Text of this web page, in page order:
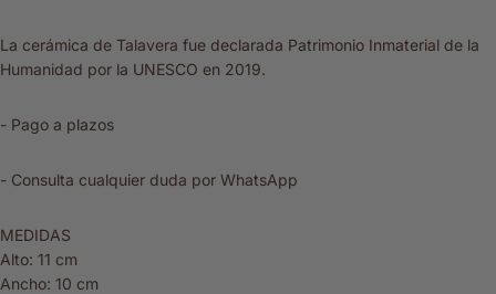
La cerámica de Talavera fue declarada Patrimonio Inmaterial de la
Humanidad por la UNESCO en 2019.
- Pago a plazos
- Consulta cualquier duda por WhatsApp
MEDIDAS
Alto: 11 cm
Ancho: 10 cm